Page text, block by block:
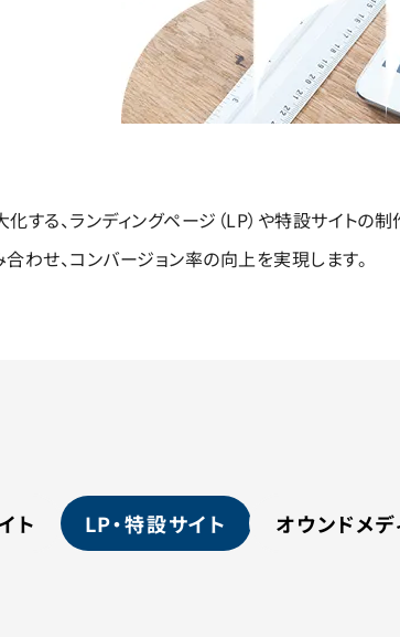
る、ランディングページ（LP）や特設サイトの制
わせ、コンバージョン率の向上を実現します。
ト LP・特設サイト オウンドメデ